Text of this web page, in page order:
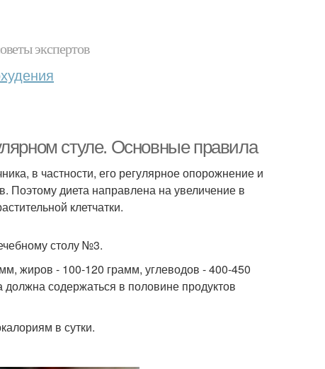
экспертов
стуле. Основные правила
в частности, его регулярное опорожнение и
Поэтому диета направлена на увеличение в
клетчатки.
столу №3.
жиров - 100-120 грамм, углеводов - 400-450
содержаться в половине продуктов
в сутки.